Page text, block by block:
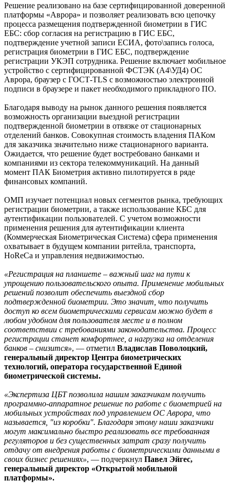
Решение реализовано на базе сертифицированной доверенной
платформы «Аврора» и позволяет реализовать всю цепочку
процесса размещения подтвержденной биометрии в ГИС
ЕБС: сбор согласия на регистрацию в ГИС ЕБС,
подтверждение учетной записи ЕСИА, фото\запись голоса,
регистрация биометрии в ГИС ЕБС, подтверждение
регистрации УКЭП сотрудника. Решение включает мобильное
устройство с сертифицированной ФСТЭК (А4\УД4) ОС
Аврора, браузер с ГОСТ-TLS с возможностью электронной
подписи в браузере и пакет необходимого прикладного ПО.
Благодаря выводу на рынок данного решения появляется
возможность организации выездной регистрации
подтвержденной биометрии в отвязке от стационарных
отделений банков. Совокупная стоимость владения ПАКом
для заказчика значительно ниже стационарного варианта.
Ожидается, что решение будет востребовано банками и
компаниями из сектора телекоммуникаций. На данный
момент ПАК Биометрия активно пилотируется в ряде
финансовых компаний.
ОМП изучает потенциал новых сегментов рынка, требующих
регистрации биометрии, а также использование КБС для
аутентификации пользователей. С учетом возможности
применения решения для аутентификации клиента
(Коммерческая Биометрическая Система) сфера применения
охватывает в будущем компании ритейла, транспорта,
HoReCa и управления недвижимостью.
«Регистрация на планшете – важный шаг на пути к
упрощению пользовательского опыта. Применение мобильных
решений позволит обеспечить выездной сбор
подтвержденной биометрии. Это значит, что получить
доступ ко всем биометрическими сервисам можно будет в
любом удобном для пользователя месте и в полном
соответствии с требованиями законодательства. Процесс
регистрации станет комфортнее, а нагрузка на отделения
банков – снизится», — отметил Владислав Поволоцкий,
генеральный директор Центра биометрических
технологий, оператора государственной Единой
биометрической системы.
«Экспертиза ЦБТ позволила нашим заказчикам получить
программно-аппаратное решение по работе с биометрией на
мобильных устройствах под управлением ОС Аврора, что
называется, "из коробки". Благодаря этому наши заказчики
могут максимально быстро реализовать все требованная
регуляторов и без существенных затрат сразу получить
отдачу от внедрения работы с биометрическими данными в
своих бизнес решениях», — подчеркнул Павел Эйгес,
генеральный директор «Открытой мобильной
платформы».